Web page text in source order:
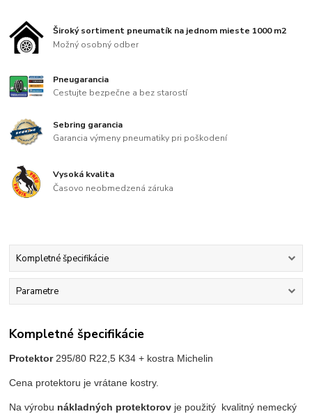
Široký sortiment pneumatík na jednom mieste 1000 m2
Možný osobný odber
Pneugarancia
Cestujte bezpečne a bez starostí
Sebring garancia
Garancia výmeny pneumatiky pri poškodení
Vysoká kvalita
Časovo neobmedzená záruka
Kompletné špecifikácie
Parametre
Kompletné špecifikácie
Protektor295/80 R22,5 K34+ kostra Michelin
Cena protektoru je vrátane kostry.
Na výrobu nákladných protektorov je použitý kvalitný nemecký